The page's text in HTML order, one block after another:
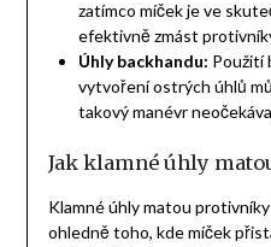
zatímco míček je ve
efektivně zmást
Úhly backhandu: Použití
vytvoření ostrých úhlů
takový manévr
Jak klamné úhly
Klamné úhly matou
ohledně toho, kde míček